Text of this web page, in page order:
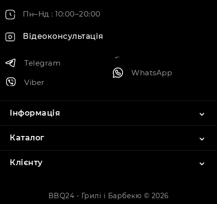
Пн–Нд : 10:00–20:00
Відеоконсультація
Telegram
Viber
WhatsApp
Інформація
Каталог
Клієнту
BBQ24 - Грилі і Барбекю © 2026